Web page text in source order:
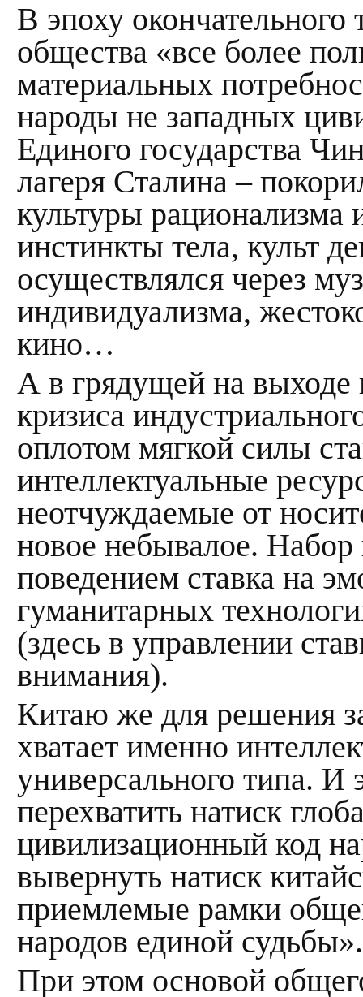
В эпоху
общества «все более
материальных
народы не западных
Единого государства
лагеря Сталина –
культуры рационализма
инстинкты тела, культ
осуществлялся через
индивидуализма,
кино…
А в грядущей на выходе
кризиса
оплотом мягкой силы
интеллектуальные
неотчуждаемые от
новое небывалое. Набор
поведением ставка на
гуманитарных
(здесь в управлении
внимания).
Китаю же для решения
хватает именно
универсального типа. И
перехватить натиск
цивилизационный код
вывернуть натиск
приемлемые рамки
народов единой судьбы».
При этом основой